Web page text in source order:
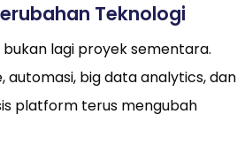
Teknologi
lagi proyek sementara.
automasi, big data analytics, dan
platform terus mengubah